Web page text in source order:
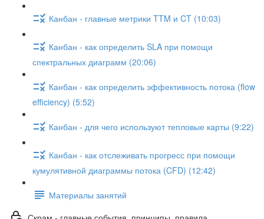
Канбан - главные метрики TTM и CT (10:03)
Канбан - как определить SLA при помощи
спектральных диаграмм (20:06)
Канбан - как определить эффективность потока (flow
efficiency) (5:52)
Канбан - для чего используют тепловые карты (9:22)
Канбан - как отслеживать прогресс при помощи
кумулятивной диаграммы потока (CFD) (12:42)
Материалы занятий